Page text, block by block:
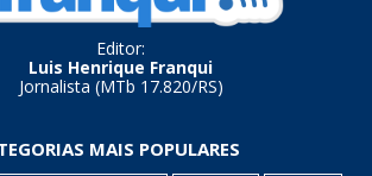
Editor:
Luis Henrique Franqui
Jornalista (MTb 17.820/RS)
MAIS POPULARES